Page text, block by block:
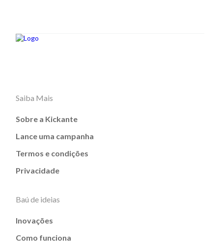
Saiba Mais
Sobre a Kickante
Lance uma campanha
Termos e condições
Privacidade
Baú de ideias
Inovações
Como funciona